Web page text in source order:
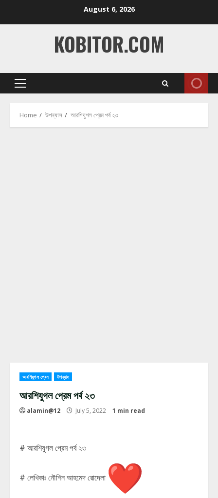
August 6, 2026
KOBITOR.COM
Primary
Home উপন্যাস আরশিযুগল প্রেম পর্ব ২৩
আরশিযুগল প্রেম উপন্যাস
আরশিযুগল প্রেম পর্ব ২৩
alamin@12 July 5, 2022 1 min read
# আরশিযুগল প্রেম পর্ব ২৩
# লেখিকাঃ নৌশিন আহমেদ রোদেলা